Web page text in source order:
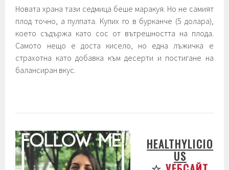
Новата храна тази седмица беше маракуя. Но не самият
плод точно, а пулпата. Купих го в бурканче (5 долара),
което съдържа като сос от вътрешността на плода.
Самото нещо е доста кисело, но една лъжичка е
страхотна като добавка към десерти и постигане на
балансиран вкус.
HEALTHYLICIO
US